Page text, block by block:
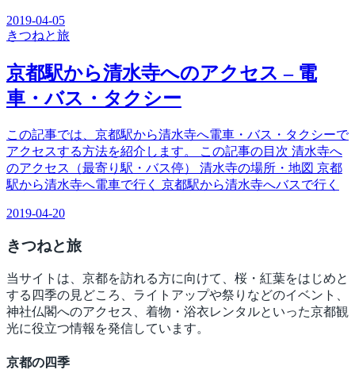
2019-04-05
きつねと旅
京都駅から清水寺へのアクセス – 電
車・バス・タクシー
この記事では、京都駅から清水寺へ電車・バス・タクシーで
アクセスする方法を紹介します。 この記事の目次 清水寺へ
のアクセス（最寄り駅・バス停） 清水寺の場所・地図 京都
駅から清水寺へ電車で行く 京都駅から清水寺へバスで行く
2019-04-20
きつねと旅
当サイトは、京都を訪れる方に向けて、桜・紅葉をはじめと
する四季の見どころ、ライトアップや祭りなどのイベント、
神社仏閣へのアクセス、着物・浴衣レンタルといった京都観
光に役立つ情報を発信しています。
京都の四季